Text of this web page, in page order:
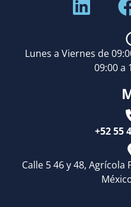
Lunes a Viernes de
09:00 a
+52 55
Calle 5 46 y 48,